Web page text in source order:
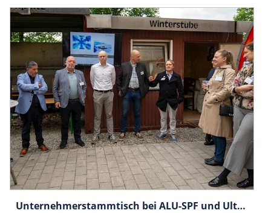
Unternehme­rstammtisch bei ALU-SPF und Ultralight